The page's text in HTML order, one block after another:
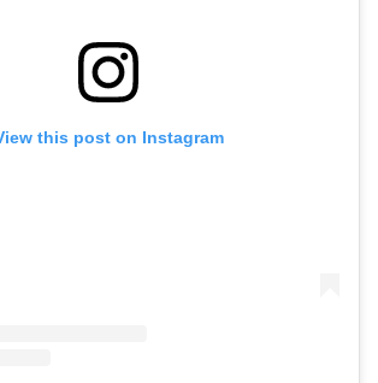
this post on Instagram